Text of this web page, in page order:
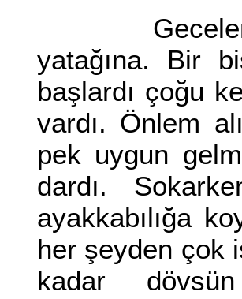
Geceleri
yatağına. Bir
başlardı çoğu
vardı. Önlem
pek uygun
dardı.
ayakkabılığa
her şeyden çok
kadar